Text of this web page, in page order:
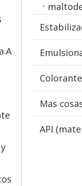
Mas
API